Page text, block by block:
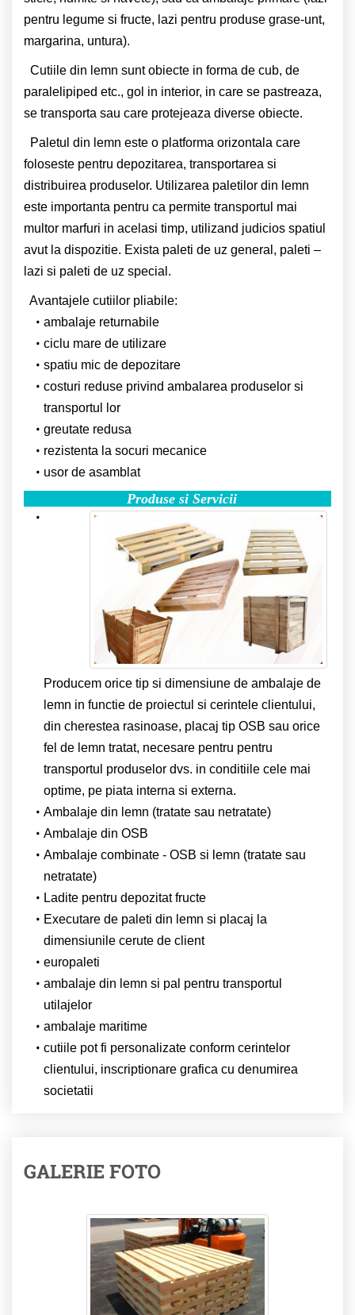
pentru legume si fructe, lazi pentru produse grase-unt,
margarina, untura).
Cutiile din lemn sunt obiecte in forma de cub, de
paralelipiped etc., gol in interior, in care se pastreaza,
se transporta sau care protejeaza diverse obiecte.
Paletul din lemn este o platforma orizontala care
foloseste pentru depozitarea, transportarea si
distribuirea produselor. Utilizarea paletilor din lemn
este importanta pentru ca permite transportul mai
multor marfuri in acelasi timp, utilizand judicios spatiul
avut la dispozitie. Exista paleti de uz general, paleti –
lazi si paleti de uz special.
Avantajele cutiilor pliabile:
ambalaje returnabile
ciclu mare de utilizare
spatiu mic de depozitare
costuri reduse privind ambalarea produselor si
transportul lor
greutate redusa
rezistenta la socuri mecanice
usor de asamblat
Produse si Servicii
Producem orice tip si dimensiune de ambalaje de
lemn in functie de proiectul si cerintele clientului,
din cherestea rasinoase, placaj tip OSB sau orice
fel de lemn tratat, necesare pentru pentru
transportul produselor dvs. in conditiile cele mai
optime, pe piata interna si externa.
Ambalaje din lemn (tratate sau netratate)
Ambalaje din OSB
Ambalaje combinate - OSB si lemn (tratate sau
netratate)
Ladite pentru depozitat fructe
Executare de paleti din lemn si placaj la
dimensiunile cerute de client
europaleti
ambalaje din lemn si pal pentru transportul
utilajelor
ambalaje maritime
cutiile pot fi personalizate conform cerintelor
clientului, inscriptionare grafica cu denumirea
societatii
GALERIE FOTO